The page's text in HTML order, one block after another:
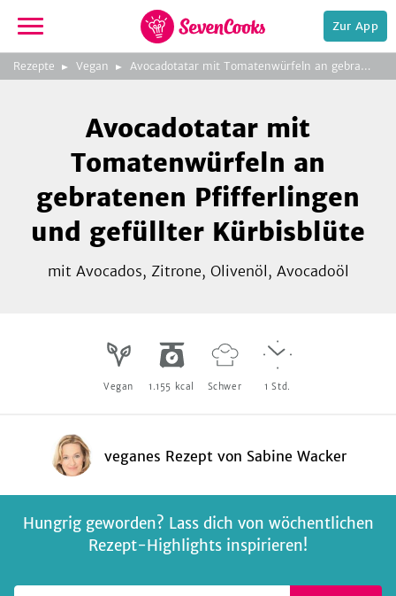
zur
Startseite
Zur App
Rezepte Vegan Avocadotatar mit Tomatenwürfeln an gebratenen Pfifferlingen und gefüllter Kürbisblüte
Verlag
Avocadotatar mit
Tomatenwürfeln an
gebratenen Pfifferlingen
und gefüllter Kürbisblüte
mit Avocados, Zitrone, Olivenöl, Avocadoöl
Vegan 1.155 kcal Schwer 1 Std.
veganes Rezept von Sabine Wacker
Hungrig geworden? Lass dich von wöchentlichen
Rezept-Highlights inspirieren!